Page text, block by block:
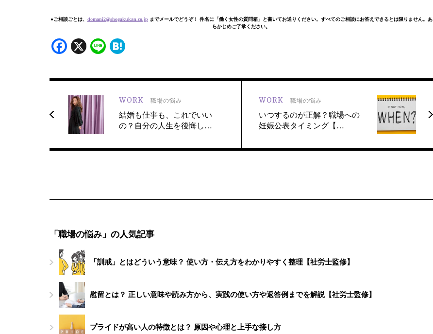
●ご相談ごとは、 domani2@shogakukan.co.jp までメールでどうぞ！ 件名に「働く女性の質問箱」と書いてお送りください。すべてのご相談にお答えできるとは限りません。あ
らかじめご了承ください。
Facebook
X Line
WORK 職場の悩み
結婚も仕事も、これでいい
の？自分の人生を後悔し…
WORK 職場の悩み
いつするのが正解？職場への
妊娠公表タイミング【…
「職場の悩み」の人気記事
「訓戒」とはどういう意味？ 使い方・伝え方をわかりやすく整理【社労士監修】
慰留とは？ 正しい意味や読み方から、実践の使い方や返答例までを解説【社労士監修】
プライドが高い人の特徴とは？ 原因や心理と上手な接し方